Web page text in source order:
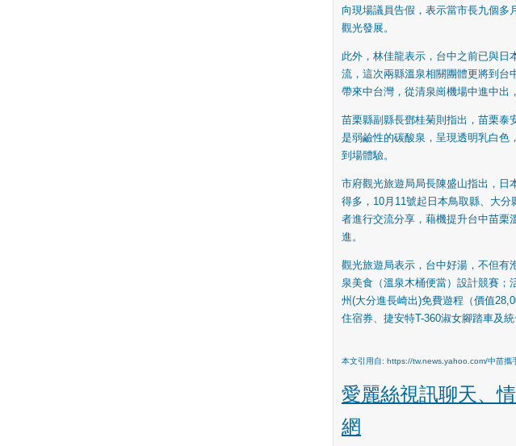
向現場議員告假，表示當市長九個多
觀光發展。
此外，林佳龍表示，台中之前已與日
流，這次兩縣溫泉相關團體更將到台
帶來中台灣，從清泉崗機場中進中出
苗栗縣副縣長鄧桂菊則指出，苗栗泰
是弱鹼性的碳酸泉，呈現透明乳白色
到場體驗。
市府觀光旅遊局局長陳盛山指出，日
得多，10月11號起日本鳥取縣、大
者進行交流分享，藉機提升台中苗栗
進。
觀光旅遊局表示，台中好湯，不但有
泉美食（溫泉木桶便當）設計競賽；
州(大分進長崎出)免費遊程（價值
住宿券、捷安特T-360淑女腳踏車及
本文引用自: https://tw.news.yahoo.com/中苗
愛麗絲視訊聊天、
網